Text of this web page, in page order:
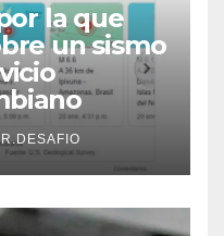
la que
un sismo